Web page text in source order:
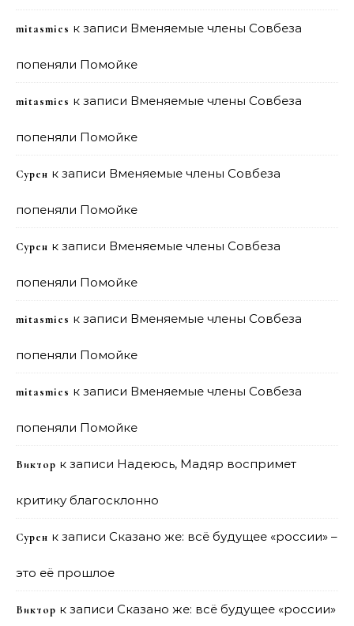
mitasmies к записи Вменяемые члены Совбеза
попеняли Помойке
mitasmies к записи Вменяемые члены Совбеза
попеняли Помойке
Сурен к записи Вменяемые члены Совбеза
попеняли Помойке
Сурен к записи Вменяемые члены Совбеза
попеняли Помойке
mitasmies к записи Вменяемые члены Совбеза
попеняли Помойке
mitasmies к записи Вменяемые члены Совбеза
попеняли Помойке
Виктор к записи Надеюсь, Мадяр воспримет
критику благосклонно
Сурен к записи Сказано же: всё будущее «россии» –
это её прошлое
Виктор к записи Сказано же: всё будущее «россии»